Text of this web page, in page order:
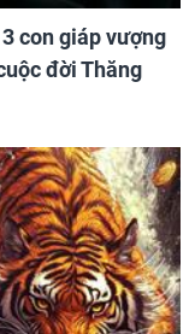
con giáp vượng
đời Thăng